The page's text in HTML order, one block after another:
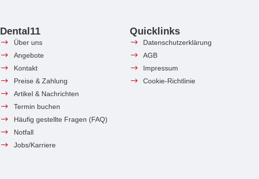
Dental11
Über uns
Angebote
Kontakt
Preise & Zahlung
Artikel & Nachrichten
Termin buchen
Häufig gestellte Fragen (FAQ)
Notfall
Jobs/Karriere
Quicklinks
Datenschutzerklärung
AGB
Impressum
Cookie-Richtlinie